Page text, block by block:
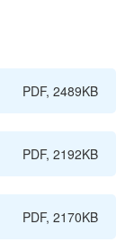
PDF, 2489KB
PDF, 2192KB
PDF, 2170KB